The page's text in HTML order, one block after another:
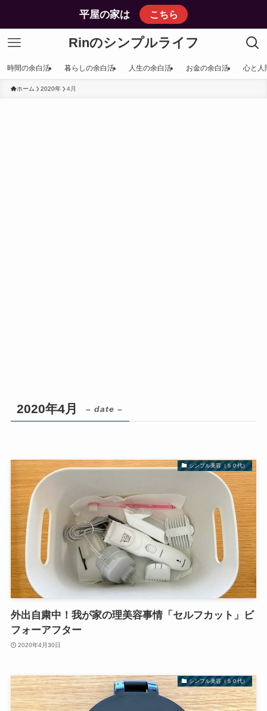
平屋の家は こちら
Rinのシンプルライフ
時間の余白活 暮らしの余白活 人生の余白活 お金の余白活 心と人
ホーム 2020年 4月
2020年4月 – date –
シンプル美容（５０代）
外出自粛中！我が家の理美容事情「セルフカット」ビ
フォーアフター
2020年4月30日
シンプル美容（５０代）